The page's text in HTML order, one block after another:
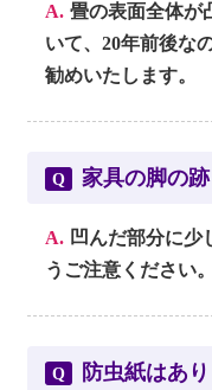
A. 畳の表面全体が
いて、20年前後な
勧めいたします。
Q 家具の脚の
A. 凹んだ部分に
うご注意ください
Q 防虫紙はあ